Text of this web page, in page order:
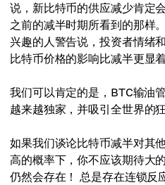
说，新比特币的供应减少肯定
之前的减半时期所看到的那样
兴趣的人警告说，投资者情绪
比特币价格的影响比减半更显着
我们可以肯定的是，BTC输油
越来越独家，并吸引全世界的
如果我们谈论比特币减半对其
高的概率下，你不应该期待大
仍然会存在！ 总是存在连锁反